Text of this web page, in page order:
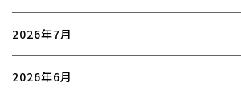
2026年7月
2026年6月